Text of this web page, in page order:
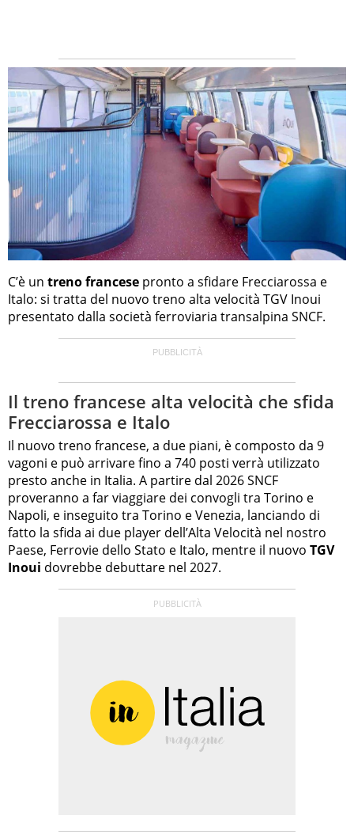
C’è un treno francese pronto a sfidare Frecciarossa e
Italo: si tratta del nuovo treno alta velocità TGV Inoui
presentato dalla società ferroviaria transalpina SNCF.
Il treno francese alta velocità che sfida
Frecciarossa e Italo
Il nuovo treno francese, a due piani, è composto da 9
vagoni e può arrivare fino a 740 posti verrà utilizzato
presto anche in Italia. A partire dal 2026 SNCF
proveranno a far viaggiare dei convogli tra Torino e
Napoli, e inseguito tra Torino e Venezia, lanciando di
fatto la sfida ai due player dell’Alta Velocità nel nostro
Paese, Ferrovie dello Stato e Italo, mentre il nuovo TGV
Inoui dovrebbe debuttare nel 2027.